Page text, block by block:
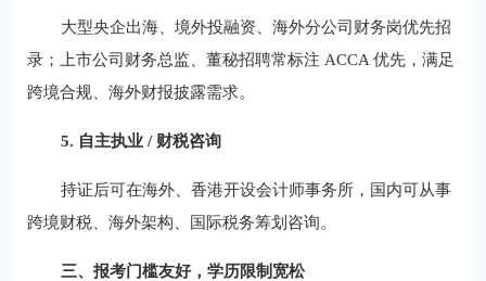
大型央企出海、境外投融资、海外分公司财务岗优先招
录；上市公司财务总监、董秘招聘常标注 ACCA 优先，满足
跨境合规、海外财报披露需求。
5. 自主执业 / 财税咨询
持证后可在海外、香港开设会计师事务所，国内可从事
跨境财税、海外架构、国际税务筹划咨询。
三、报考门槛友好，学历限制宽松